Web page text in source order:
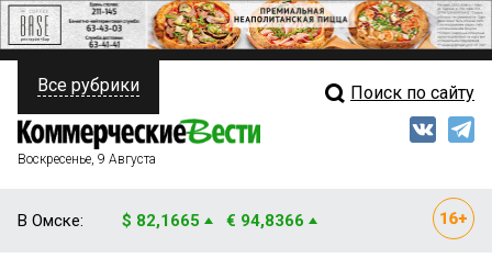
ПОЛИТИКА
ФИНАНСЫ
Свежий выпуск
Все рубрики Поиск по сайту
Воскресенье, 9 Августа
В Омске: $ 82,1665 € 94,8366